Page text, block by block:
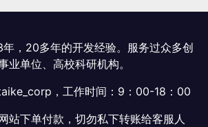
，20多年的开发经验。服务过众多创
业单位、高校科研机构。
，工作时间：9：00-18：00
站下单付款，切勿私下转账给客服人